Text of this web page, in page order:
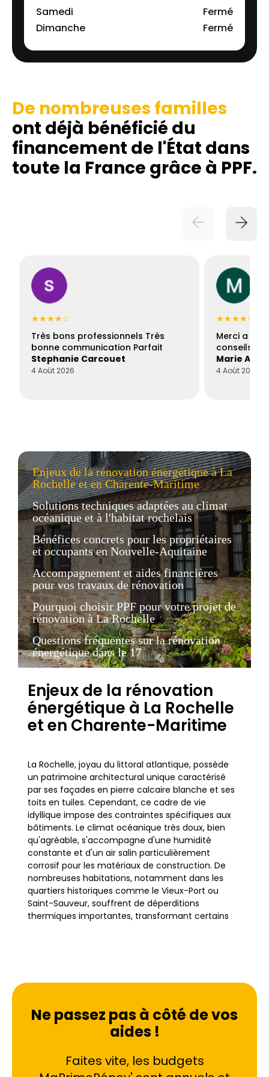
Samedi
Fermé
Dimanche
Fermé
De nombreuses familles
ont déjà bénéficié du
financement de l'État dans
toute la France grâce à PPF.
★★★★☆
Très bons professionnels Très
bonne communication Parfait
Stephanie Carcouet
4 Août 2026
★★★★★
Merci a
conseils
Marie
4 Août 2026
Enjeux de la rénovation énergétique à La
Rochelle et en Charente-Maritime
Solutions techniques adaptées au climat
océanique et à l'habitat rochelais
Bénéfices concrets pour les propriétaires
et occupants en Nouvelle-Aquitaine
Accompagnement et aides financières
pour vos travaux de rénovation
Pourquoi choisir PPF pour votre projet de
rénovation à La Rochelle
Questions fréquentes sur la rénovation
énergétique dans le 17
Enjeux de la rénovation
énergétique à La Rochelle
et en Charente-Maritime
La Rochelle, joyau du littoral atlantique, possède
un patrimoine architectural unique caractérisé
par ses façades en pierre calcaire blanche et ses
toits en tuiles. Cependant, ce cadre de vie
idyllique impose des contraintes spécifiques aux
bâtiments. Le climat océanique très doux, bien
qu'agréable, s'accompagne d'une humidité
constante et d'un air salin particulièrement
corrosif pour les matériaux de construction. De
nombreuses habitations, notamment dans les
quartiers historiques comme le Vieux-Port ou
Saint-Sauveur, souffrent de déperditions
thermiques importantes, transformant certains
limite pas à une simple mise aux normes ; elle
devient une nécessité pour préserver le bâti
ancien et assurer le confort des occupants face
ces travaux est de réduire drastiquement la
consommation d'énergie tout en valorisant le
Ne passez pas à côté de vos
aides !
Faites vite, les budgets